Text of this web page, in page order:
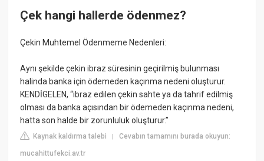
Çek hangi hallerde ödenmez?
Çekin Muhtemel Ödenmeme Nedenleri:
Aynı şekilde çekin ibraz süresinin geçirilmiş bulunması
halinda banka için ödemeden kaçınma nedeni oluşturur.
KENDİGELEN, “ibraz edilen çekin sahte ya da tahrif edilmiş
olması da banka açısından bir ödemeden kaçınma nedeni,
hatta son halde bir zorunluluk oluşturur.”
Kaynak kaldırma talebi |Cevabın tamamını burada okuyun:
mucahittufekci.av.tr